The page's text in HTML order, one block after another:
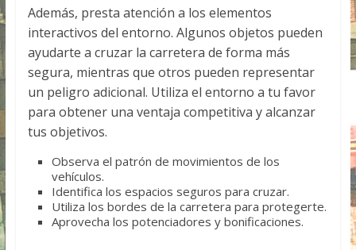
Además, presta atención a los elementos
interactivos del entorno. Algunos objetos pueden
ayudarte a cruzar la carretera de forma más
segura, mientras que otros pueden representar
un peligro adicional. Utiliza el entorno a tu favor
para obtener una ventaja competitiva y alcanzar
tus objetivos.
Observa el patrón de movimientos de los
vehículos.
Identifica los espacios seguros para cruzar.
Utiliza los bordes de la carretera para protegerte.
Aprovecha los potenciadores y bonificaciones.